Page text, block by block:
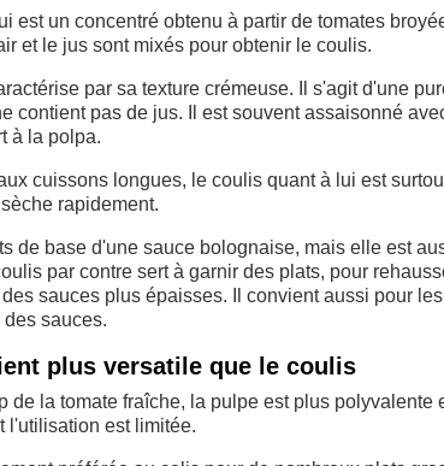
est un concentré obtenu à partir de tomates
et le jus sont mixés pour obtenir le coulis.
par sa texture crémeuse. Il s'agit d'une
contient pas de jus. Il est souvent assaisonné
à la polpa.
cuissons longues, le coulis quant à lui est
rapidement.
de base d'une sauce bolognaise, mais elle est
par contre sert à garnir des plats, pour
sauces plus épaisses. Il convient aussi pour
sauces.
plus versatile que le coulis
de la tomate fraîche, la pulpe est plus polyvalente
l'utilisation est limitée.